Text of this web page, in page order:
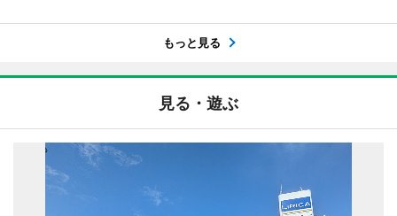
もっと見る
見る・遊ぶ